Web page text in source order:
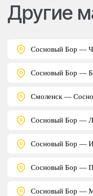
Другие
Сосновый Бор —
Сосновый Бор —
Смоленск —
Сосновый Бор —
Сосновый Бор —
Сосновый Бор —
Сосновый Бор —